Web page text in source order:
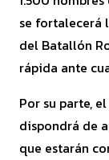
se fortalecerá
del Batallón
rápida ante
Por su parte,
dispondrá de
que estarán